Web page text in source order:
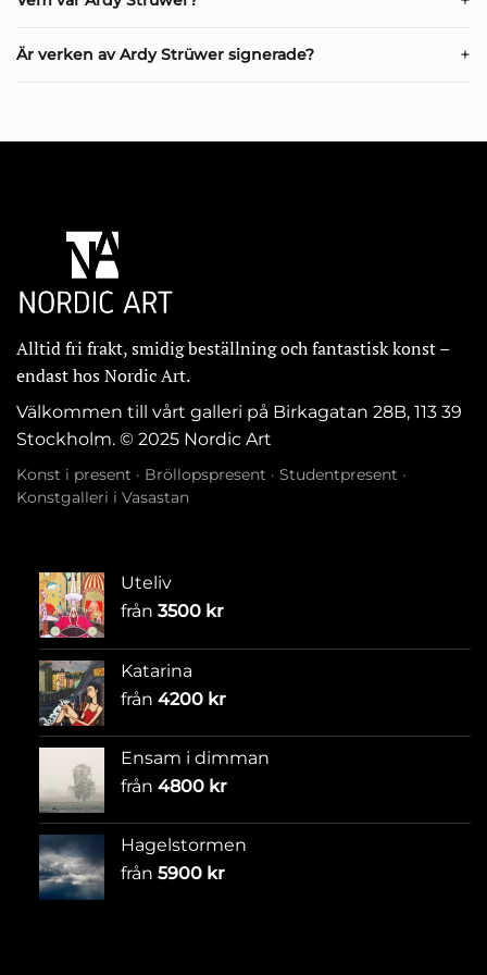
av Ardy Strüwer, signerade och numrerade i
begränsad upplaga, med fri frakt i hela Sverige.
Är verken av Ardy Strüwer signerade?
Alltid fri frakt, smidig beställning och fantastisk konst –
endast hos Nordic Art.
Välkommen till vårt galleri på Birkagatan 28B, 113 39
Stockholm. © 2025 Nordic Art
Konst i present · Bröllopspresent · Studentpresent ·
Konstgalleri i Vasastan
Uteliv
från 3500 kr
Katarina
från 4200 kr
Ensam i dimman
från 4800 kr
Hagelstormen
från 5900 kr